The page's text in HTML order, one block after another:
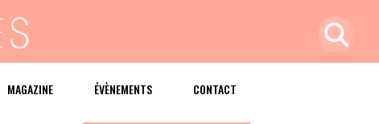
MAGAZINE ÉVÈNEMENTS CONTACT